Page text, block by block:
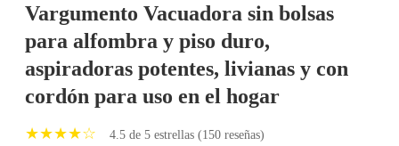
Vargumento Vacuadora sin bolsas
para alfombra y piso duro,
aspiradoras potentes, livianas y con
cordón para uso en el hogar
★★★★☆ 4.5 de 5 estrellas (150 reseñas)